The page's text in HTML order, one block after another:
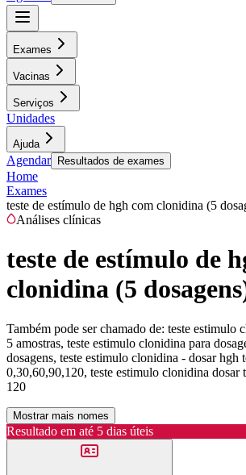
Exames
Vacinas
Serviços
Unidades
Ajuda
Agendar Resultados de exames
Home
Exames
teste de estímulo de hgh com clonidina (5
Análises clínicas
teste de estímulo de
clonidina (5
Também pode ser chamado de: teste estimulo
5 amostras, teste estimulo clonidina para
dosagens, teste estimulo clonidina - dosar hgh
0,30,60,90,120, teste estimulo clonidina dosar
120
Mostrar mais nomes
Resultado em até 5 dias úteis